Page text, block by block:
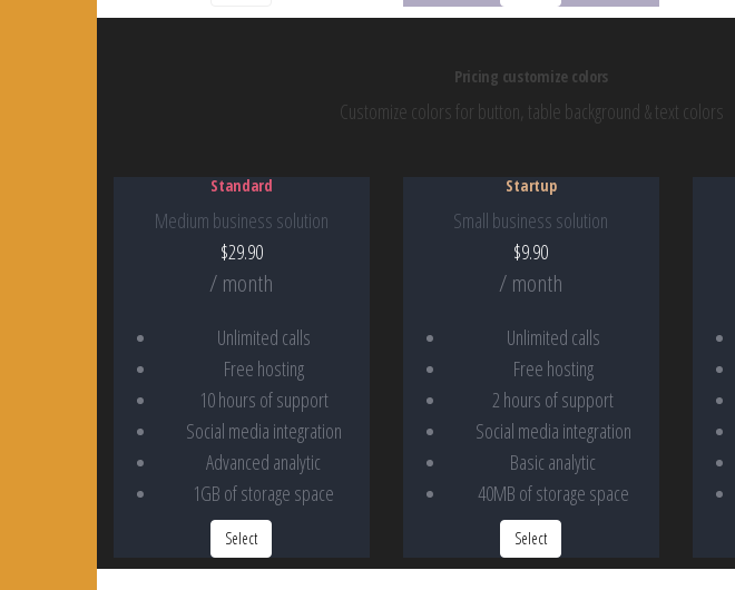
Pricing customize colors
Customize colors for button, table background & text colors
Standard
Medium business solution
$29.90
/ month
Unlimited calls
Free hosting
10 hours of support
Social media integration
Advanced analytic
1GB of storage space
Select
Startup
Small business solution
$9.90
/ month
Unlimited calls
Free hosting
2 hours of support
Social media integration
Basic analytic
40MB of storage space
Select